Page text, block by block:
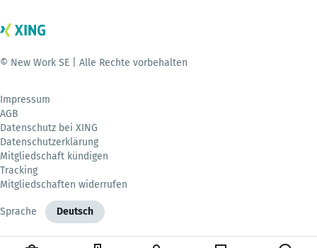
© New Work SE | Alle Rechte vorbehalten
Impressum
AGB
Datenschutz bei XING
Datenschutzerklärung
Mitgliedschaft kündigen
Tracking
Mitgliedschaften widerrufen
Sprache Deutsch